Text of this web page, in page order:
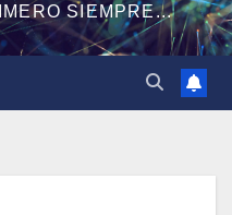
SIEMPRE...